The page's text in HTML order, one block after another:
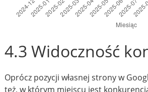
4.3 Widoczność
Oprócz pozycji własnej strony w
też, w którym miejscu jest